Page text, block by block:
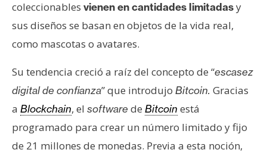
s
N
t
a
s
d
e
P
coleccionables vienen en cantidades limitadasy
sus diseños se basan en objetos de la vida real,
como mascotas o avatares.
Su tendencia creció a raíz del concepto de “escasez
digital de confianza” que introdujo Bitcoin. Gracias
a Blockchain, el software de Bitcoin está
programado para crear un número limitado y fijo
de 21 millones de monedas. Previa a esta noción,